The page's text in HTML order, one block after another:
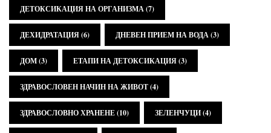
ДЕТОКСИКАЦИЯ НА ОРГАНИЗМА(7)
ДЕХИДРАТАЦИЯ(6) ДНЕВЕН ПРИЕМ НА ВОДА(3)
ДОМ(3) ЕТАПИ НА ДЕТОКСИКАЦИЯ(3)
ЗДРАВОСЛОВЕН НАЧИН НА ЖИВОТ(4)
ЗДРАВОСЛОВНО ХРАНЕНЕ(10) ЗЕЛЕНЧУЦИ(4)